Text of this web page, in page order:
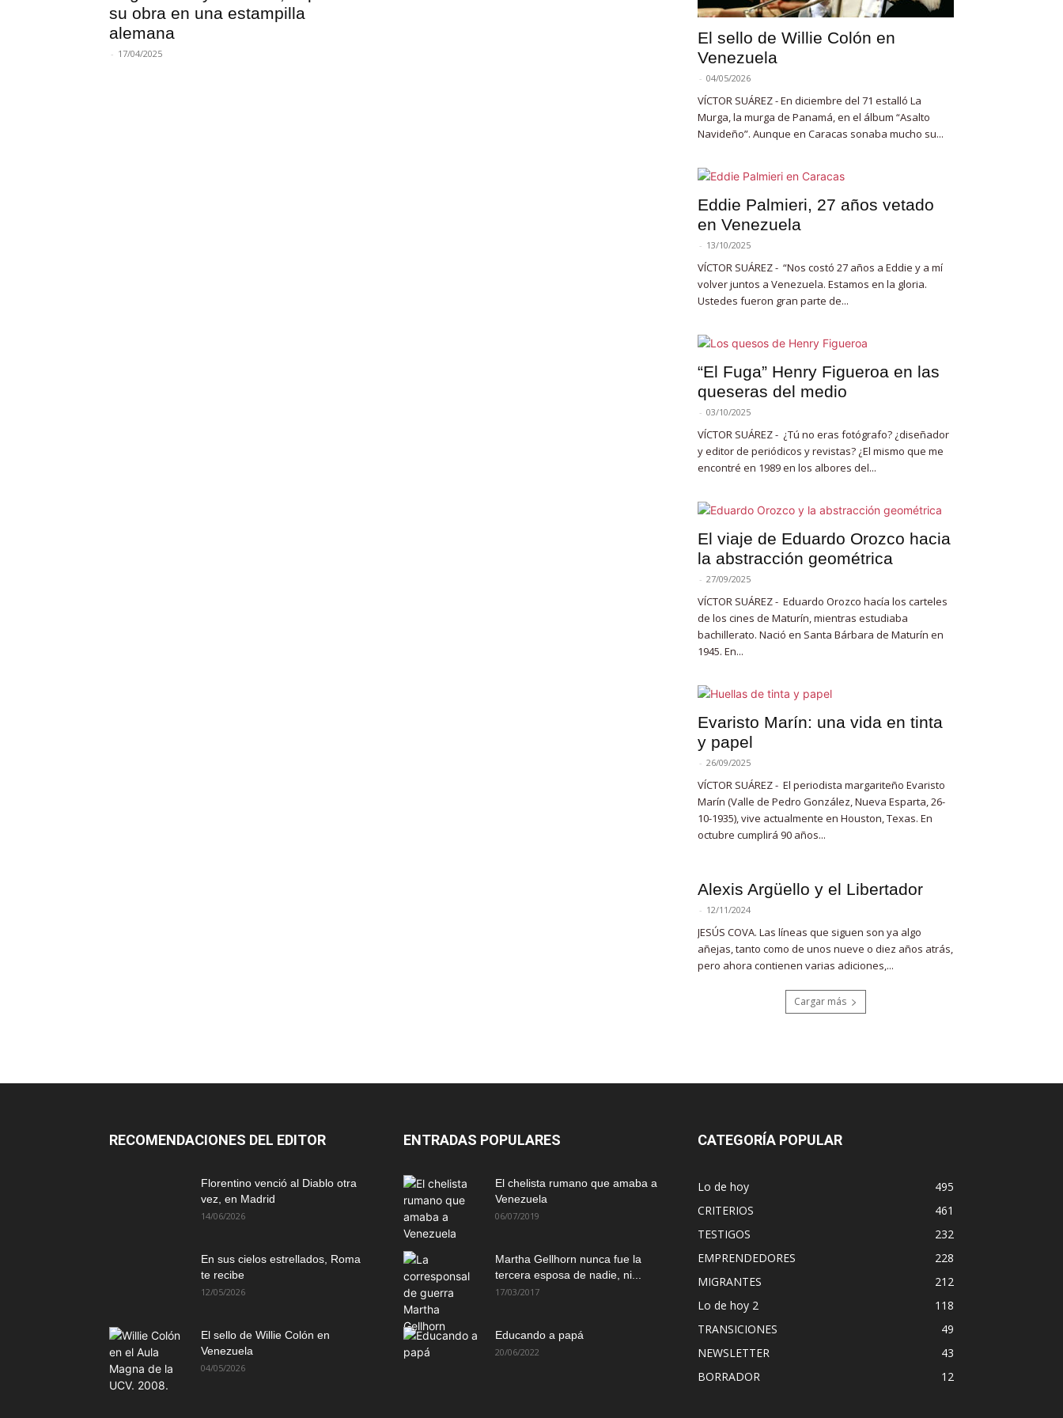
su obra en una estampilla
alemana
- 17/04/2025
El sello de Willie Colón en
Venezuela
- 04/05/2026
VÍCTOR SUÁREZ - En diciembre del 71 estalló La
Murga, la murga de Panamá, en el álbum “Asalto
Navideño”. Aunque en Caracas sonaba mucho su...
Eddie Palmieri, 27 años vetado
en Venezuela
- 13/10/2025
VÍCTOR SUÁREZ - “Nos costó 27 años a Eddie y a mí
volver juntos a Venezuela. Estamos en la gloria.
Ustedes fueron gran parte de...
“El Fuga” Henry Figueroa en las
queseras del medio
- 03/10/2025
VÍCTOR SUÁREZ - ¿Tú no eras fotógrafo? ¿diseñador
y editor de periódicos y revistas? ¿El mismo que me
encontré en 1989 en los albores del...
El viaje de Eduardo Orozco hacia
la abstracción geométrica
- 27/09/2025
VÍCTOR SUÁREZ - Eduardo Orozco hacía los carteles
de los cines de Maturín, mientras estudiaba
bachillerato. Nació en Santa Bárbara de Maturín en
1945. En...
Evaristo Marín: una vida en tinta
y papel
- 26/09/2025
VÍCTOR SUÁREZ - El periodista margariteño Evaristo
Marín (Valle de Pedro González, Nueva Esparta, 26-
10-1935), vive actualmente en Houston, Texas. En
octubre cumplirá 90 años...
Alexis Argüello y el Libertador
- 12/11/2024
JESÚS COVA. Las líneas que siguen son ya algo
añejas, tanto como de unos nueve o diez años atrás,
pero ahora contienen varias adiciones,...
Cargar más
RECOMENDACIONES DEL EDITOR
Florentino venció al Diablo otra
vez, en Madrid
14/06/2026
En sus cielos estrellados, Roma
te recibe
12/05/2026
El sello de Willie Colón en
Venezuela
04/05/2026
ENTRADAS POPULARES
El chelista rumano que amaba a
Venezuela
06/07/2019
Martha Gellhorn nunca fue la
tercera esposa de nadie, ni...
17/03/2017
Educando a papá
20/06/2022
CATEGORÍA POPULAR
Lo de hoy
495
CRITERIOS
461
TESTIGOS
232
EMPRENDEDORES
228
MIGRANTES
212
Lo de hoy 2
118
TRANSICIONES
49
NEWSLETTER
43
BORRADOR
12